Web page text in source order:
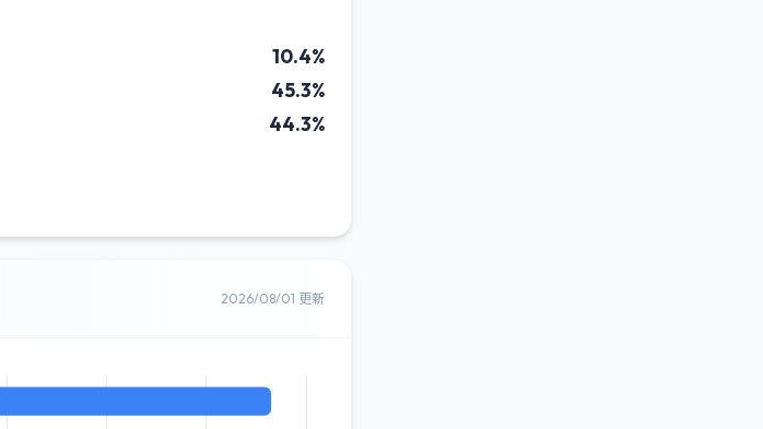
10.4%
45.3%
44.3%
2026/08/01 更新